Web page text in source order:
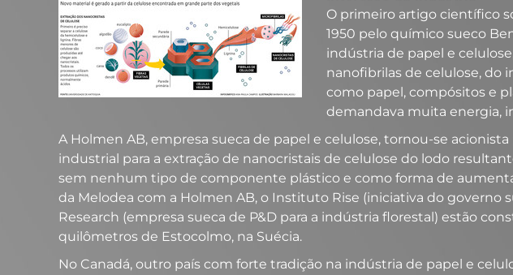
O primeiro artigo científico
1950 pelo químico sueco
indústria de papel e
nanofibrilas de celulose, do
como papel, compósitos e
demandava muita energia,
A Holmen AB, empresa sueca de papel e celulose, tornou-se
industrial para a extração de nanocristais de celulose do lodo
sem nenhum tipo de componente plástico e como forma de
da Melodea com a Holmen AB, o Instituto Rise (iniciativa do
Research (empresa sueca de P&D para a indústria florestal) estão
quilômetros de Estocolmo, na Suécia.
No Canadá, outro país com forte tradição na indústria de papel e